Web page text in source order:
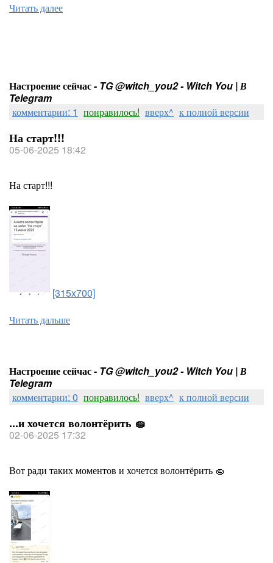
Читать далее
Настроение сейчас - TG @witch_you2 - Witch You | В
Telegram
комментарии: 1 понравилось! вверх^ к полной версии
На старт!!!
05-06-2025 18:42
На старт!!!
[315x700]
Читать дальше
Настроение сейчас - TG @witch_you2 - Witch You | В
Telegram
комментарии: 0 понравилось! вверх^ к полной версии
...и хочется волонтёрить 🧽
02-06-2025 17:32
Вот ради таких моментов и хочется волонтёрить 🧽